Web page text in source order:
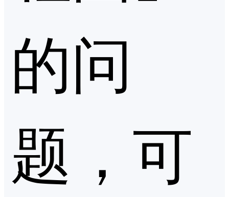
的问
题，可